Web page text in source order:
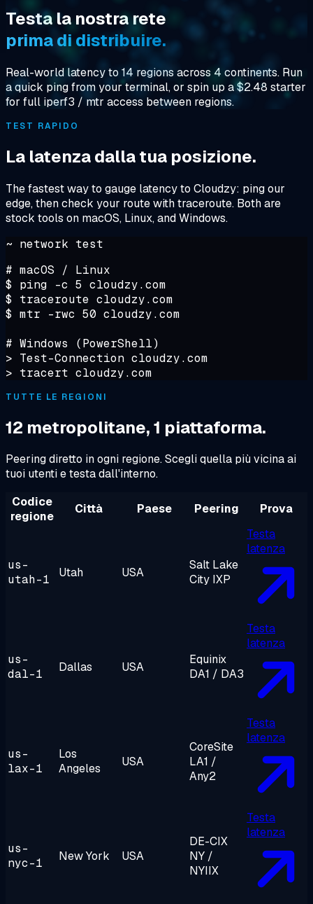
Testa la nostra rete
prima di distribuire.
Real-world latency to 14 regions across 4 continents. Run
a quick ping from your terminal, or spin up a $2.48 starter
for full iperf3 / mtr access between regions.
TEST RAPIDO
La latenza dalla tua posizione.
The fastest way to gauge latency to Cloudzy: ping our
edge, then check your route with traceroute. Both are
stock tools on macOS, Linux, and Windows.
~ network test
# macOS / Linux
$
$
$ mtr -rwc 50 cloudzy.com
# Windows (PowerShell)
>
> tracert cloudzy.com
TUTTE LE REGIONI
12 metropolitane, 1 piattaforma.
Peering diretto in ogni regione. Scegli quella più vicina ai
tuoi utenti e testa dall'interno.
Codice
regione
Città Paese Peering Prova
us-
utah-1
Utah USA
Salt Lake
City IXP
Testa
latenza
us-
dal-1
Dallas USA
Equinix
DA1 / DA3
Testa
latenza
us-
lax-1
Los
Angeles
USA
CoreSite
LA1 /
Any2
Testa
latenza
us-
nyc-1
New York USA
DE-CIX
NY /
NYIIX
Testa
latenza